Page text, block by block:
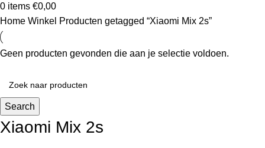
0 items €0,00
Home Winkel Producten getagged “Xiaomi Mix 2s”
Geen producten gevonden die aan je selectie voldoen.
Search
Xiaomi Mix 2s